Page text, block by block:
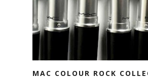
MAC COLOUR ROCK